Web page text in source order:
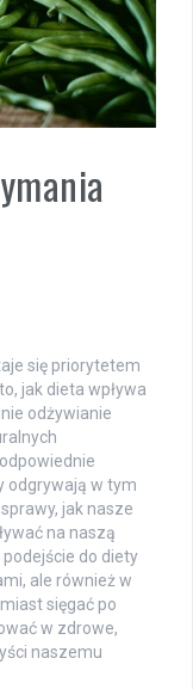
się priorytetem
jak dieta wpływa
odżywianie
odgrywają w tym
jak nasze
na naszą
podejście do diety
ale również w
sięgać po
w zdrowe,
naszemu